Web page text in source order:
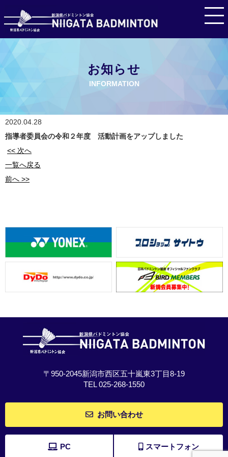
お知らせ
INFORMATION
2020.04.28
指導者委員会の令和２年度 活動計画をアップしました
<< 次へ
一覧へ戻る
前へ >>
〒950-2045新潟市西区五十嵐東3丁目8-19
TEL 025-268-1550
お問い合わせ
PC スマートフォン